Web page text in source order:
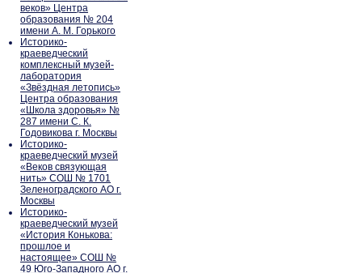
веков» Центра
образования № 204
имени А. М. Горького
Историко-
краеведческий
комплексный музей-
лаборатория
«Звёздная летопись»
Центра образования
«Школа здоровья» №
287 имени С. К.
Годовикова г. Москвы
Историко-
краеведческий музей
«Веков связующая
нить» СОШ № 1701
Зеленоградского АО г.
Москвы
Историко-
краеведческий музей
«История Конькова:
прошлое и
настоящее» СОШ №
49 Юго-Западного АО г.